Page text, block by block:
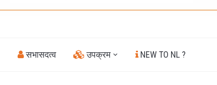
सभासदत्व उपक्रम NEW TO NL ?